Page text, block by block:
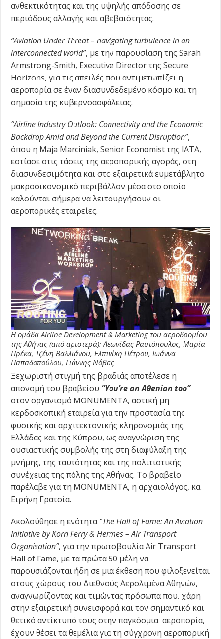
ανθεκτικότητας και της υψηλής απόδοσης σε
περιόδους αλλαγής και αβεβαιότητας.
“Aviation Under Threat – navigating turbulence in an
interconnected world”, με την παρουσίαση της Sarah
Armstrong-Smith, Executive Director της Secure
Horizons, για τις απειλές που αντιμετωπίζει η
αεροπορία σε έναν διασυνδεδεμένο κόσμο και τη
σημασία της κυβερνοασφάλειας.
“Airline Industry Outlook: Connectivity and the Economic
Backdrop Amid and Beyond the Current Disruption”,
όπου η Maja Marciniak, Senior Economist της IATA,
εστίασε στις τάσεις της αεροπορικής αγοράς, στη
διασυνδεσιμότητα και στο εξαιρετικά ευμετάβλητο
μακροοικονομικό περιβάλλον μέσα στο οποίο
καλούνται σήμερα να λειτουργήσουν οι
αεροπορικές εταιρείες.
Η ομάδα Airline Development & Marketing του αεροδρομίου
της Αθήνας (από αριστερά): Λεωνίδας Ραυτόπουλος, Μαρία
Πρέκα, Τζένη Βαλλιάνου, Ελπινίκη Πέτρου, Ιωάννα
Παπαδοπούλου, Γιάννης Νόβας
Ξεχωριστή στιγμή της βραδιάς αποτέλεσε η
απονομή του βραβείου “You’re an Aθenian too”
στον οργανισμό MONUMENTA, αστική μη
κερδοσκοπική εταιρεία για την προστασία της
φυσικής και αρχιτεκτονικής κληρονομιάς της
Ελλάδας και της Κύπρου, ως αναγνώριση της
ουσιαστικής συμβολής της στη διαφύλαξη της
μνήμης, της ταυτότητας και της πολιτιστικής
συνέχειας της πόλης της Αθήνας. Το βραβείο
παρέλαβε για τη MONUMENTA, η αρχαιολόγος, κα.
Ειρήνη Γρατσία.
Ακολούθησε η ενότητα“TheHallofFame:AnAviation
InitiativebyKornFerry&Hermes–Air Transport
Organisation”, για την πρωτοβουλία Air Transport
Hall of Fame, με τα πρώτα 50 μέλη να
παρουσιάζονται ήδη σε μια έκθεση που φιλοξενείται
στους χώρους του Διεθνούς Αερολιμένα Αθηνών,
αναγνωρίζοντας και τιμώντας πρόσωπα που, χάρη
στην εξαιρετική συνεισφορά και τον σημαντικό και
θετικό αντίκτυπό τους στην παγκόσμια αεροπορία,
έχουν θέσει τα θεμέλια για τη σύγχρονη αεροπορική